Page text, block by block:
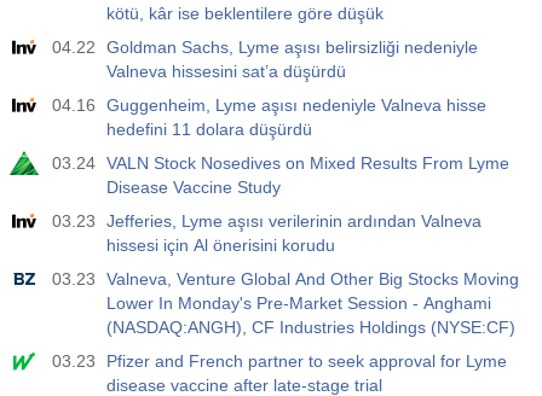
USD
U6 İşsizlik Oranı
Açıklanan
7.9%
Beklenti
7.9%
Önceki
USD
Baker Hughes ABD Petrol Rig Sayısı
Açıklanan
Beklenti
Önceki
USD
Baker Hughes ABD Sondaj Kuyusu Sayısı
588
588
19:00
Açıklanan
Beklenti
Önceki
kötü, kâr ise beklentilere göre düşük
04.22
Goldman Sachs, Lyme aşısı belirsizliği nedeniyle
Valneva hissesini sat’a düşürdü
04.16
Guggenheim, Lyme aşısı nedeniyle Valneva hisse
hedefini 11 dolara düşürdü
03.24 VALN Stock Nosedives on Mixed Results From Lyme
Disease Vaccine Study
03.23
Jefferies, Lyme aşısı verilerinin ardından Valneva
hissesi için Al önerisini korudu
03.23
Valneva, Venture Global And Other Big Stocks Moving
Lower In Monday's Pre-Market Session - Anghami
(NASDAQ:ANGH), CF Industries Holdings (NYSE:CF)
03.23
Pfizer and French partner to seek approval for Lyme
disease vaccine after late-stage trial